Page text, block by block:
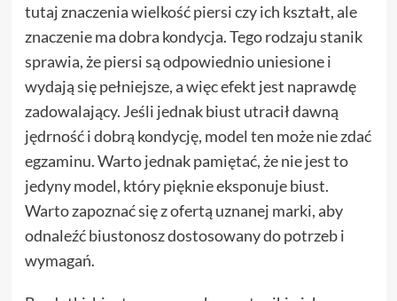
tutaj znaczenia wielkość piersi czy ich kształt, ale
znaczenie ma dobra kondycja. Tego rodzaju stanik
sprawia, że piersi są odpowiednio uniesione i
wydają się pełniejsze, a więc efekt jest naprawdę
zadowalający. Jeśli jednak biust utracił dawną
jędrność i dobrą kondycję, model ten może nie zdać
egzaminu. Warto jednak pamiętać, że nie jest to
jedyny model, który pięknie eksponuje biust.
Warto zapoznać się z ofertą uznanej marki, aby
odnaleźć biustonosz dostosowany do potrzeb i
wymagań.